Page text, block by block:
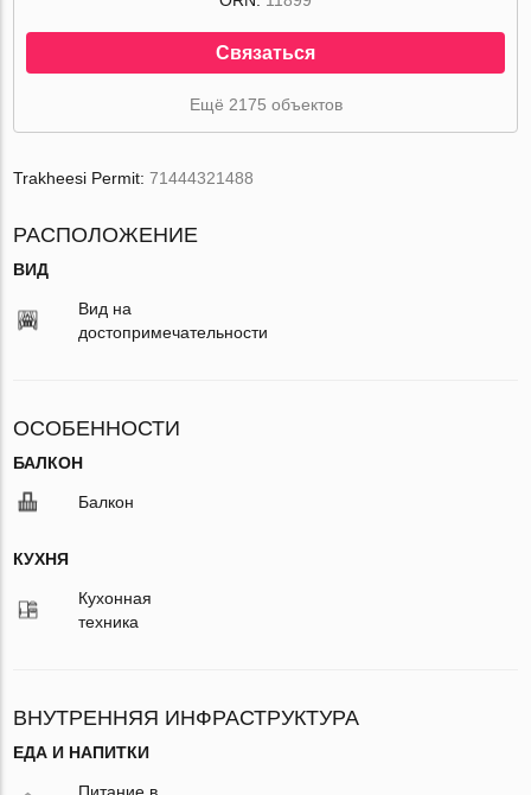
Связаться
Ещё 2175 объектов
Trakheesi Permit:71444321488
РАСПОЛОЖЕНИЕ
ВИД
Вид на
достопримечательности
ОСОБЕННОСТИ
БАЛКОН
Балкон
КУХНЯ
Кухонная
техника
ВНУТРЕННЯЯ ИНФРАСТРУКТУРА
ЕДА И НАПИТКИ
Питание в